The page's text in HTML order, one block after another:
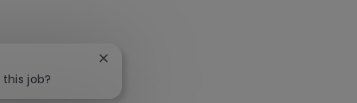
job?
Close chatbot notification